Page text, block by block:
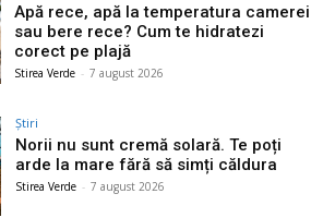
Apă rece, apă la temperatura camerei
sau bere rece? Cum te hidratezi
corect pe plajă
Stirea Verde - 7 august 2026
Știri
Norii nu sunt cremă solară. Te poți
arde la mare fără să simți căldura
Stirea Verde - 7 august 2026